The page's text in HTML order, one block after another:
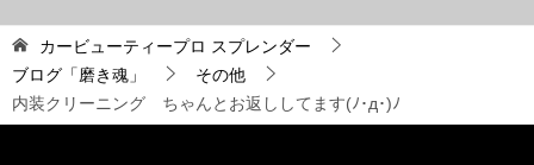
カービューティープロ スプレンダー
ブログ「磨き魂」
その他
内装クリーニング ちゃんとお返ししてます(ﾉ･д･)ﾉ